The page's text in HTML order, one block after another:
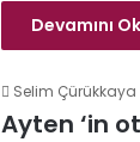
Devamını
Selim Çürükkaya
Ayten ‘in